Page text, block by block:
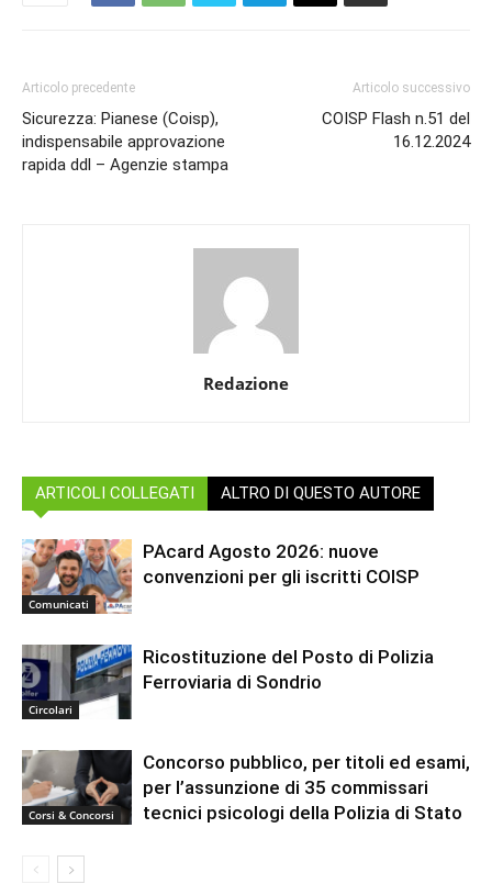
Articolo precedente
Sicurezza: Pianese (Coisp),
indispensabile approvazione
rapida ddl – Agenzie stampa
Articolo successivo
COISP Flash n.51 del
16.12.2024
Redazione
ARTICOLI COLLEGATI ALTRO DI QUESTO AUTORE
Comunicati
PAcard Agosto 2026: nuove
convenzioni per gli iscritti COISP
Circolari
Ricostituzione del Posto di Polizia
Ferroviaria di Sondrio
Corsi & Concorsi
Concorso pubblico, per titoli ed esami,
per l’assunzione di 35 commissari
tecnici psicologi della Polizia di Stato